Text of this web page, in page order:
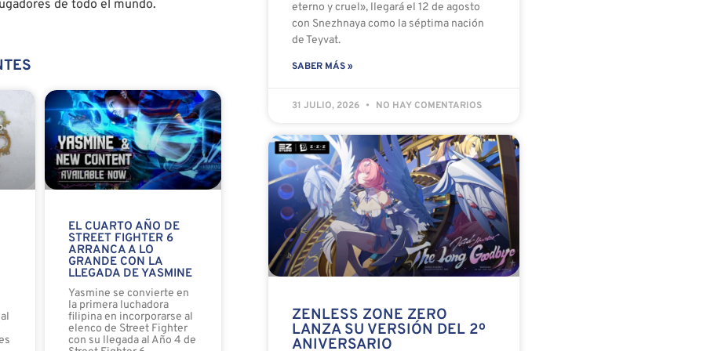
de todo el mundo.
EL CUARTO AÑO DE
STREET FIGHTER 6
ARRANCA A LO
GRANDE CON LA
LLEGADA DE YASMINE
Yasmine se convierte en
la primera luchadora
filipina en incorporarse al
elenco de Street Fighter
con su llegada al Año 4 de
eterno y cruel», llegará el 12 de agosto
con Snezhnaya como la séptima nación
de Teyvat.
SABER MÁS »
31 JULIO, 2026 NO HAY COMENTARIOS
ZENLESS ZONE ZERO
LANZA SU VERSIÓN DEL 2º
ANIVERSARIO